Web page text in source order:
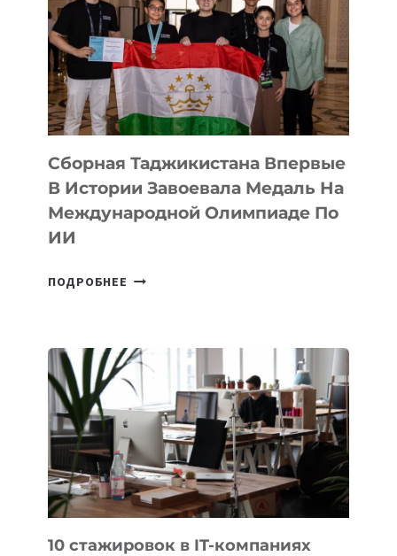
АРТ-
ФИЛЬМ
TENGRIDA:
CYBER
STEPPE
Сборная Таджикистана Впервые
В Истории Завоевала Медаль На
Международной Олимпиаде По
ИИ
ПОДРОБНЕЕ СБОРНАЯ
ИСТОРИИ
ЗАВОЕВАЛА
МЕДАЛЬ
НА
МЕЖДУНАРОДНОЙ
ОЛИМПИАДЕ
ПО
ИИ
10 стажировок в IT-компаниях